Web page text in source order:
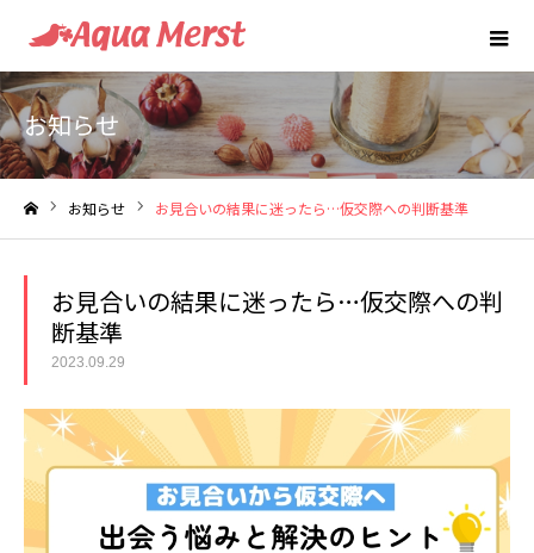
お知らせ
お知らせ お見合いの結果に迷ったら…仮交際への判断基準
お見合いの結果に迷ったら…仮交際への判
断基準
2023.09.29